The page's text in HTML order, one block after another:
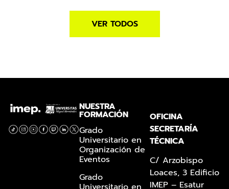
VER TODOS
NUESTRA
FORMACIÓN
Grado
Universitario en
Organización de
Eventos
Grado
OFICINA
SECRETARÍA
TÉCNICA
C/ Arzobispo
Loaces, 3 Edificio
IMEP – Esatur